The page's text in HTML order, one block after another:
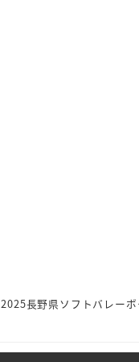
2025長野県ソフトバレー